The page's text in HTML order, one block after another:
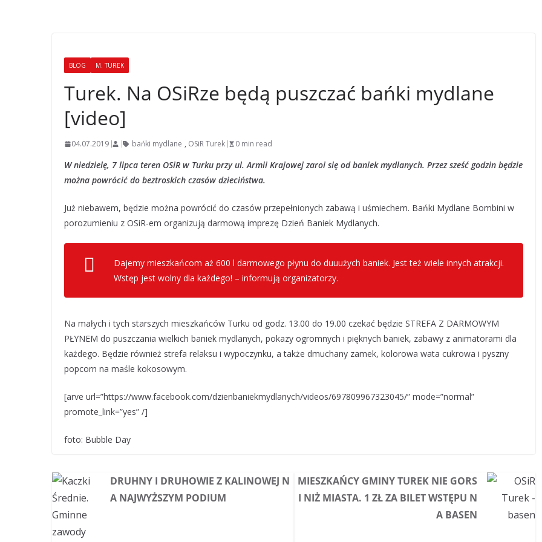
BLOG M. TUREK
Turek. Na OSiRze będą puszczać bańki mydlane
[video]
04.07.2019 bańki mydlane , OSiR Turek 0 min read
W niedzielę, 7 lipca teren OSiR w Turku przy ul. Armii Krajowej zaroi się od baniek mydlanych. Przez sześć godzin będzie
można powrócić do beztroskich czasów dzieciństwa.
Już niebawem, będzie można powrócić do czasów przepełnionych zabawą i uśmiechem. Bańki Mydlane Bombini w
porozumieniu z OSiR-em organizują darmową imprezę Dzień Baniek Mydlanych.
Dajemy mieszkańcom aż 600 l darmowego płynu do duuużych baniek. Jest też wiele innych atrakcji.
Wstęp jest wolny dla każdego! – informują organizatorzy.
Na małych i tych starszych mieszkańców Turku od godz. 13.00 do 19.00 czekać będzie STREFA Z DARMOWYM
PŁYNEM do puszczania wielkich baniek mydlanych, pokazy ogromnych i pięknych baniek, zabawy z animatorami dla
każdego. Będzie również strefa relaksu i wypoczynku, a także dmuchany zamek, kolorowa wata cukrowa i pyszny
popcorn na maśle kokosowym.
[arve url=”https://www.facebook.com/dzienbaniekmydlanych/videos/697809967323045/” mode=”normal”
promote_link=”yes” /]
foto: Bubble Day
DRUHNY I DRUHOWIE Z KALINOWEJ N
A NAJWYŻSZYM PODIUM
MIESZKAŃCY GMINY TUREK NIE GORS
I NIŻ MIASTA. 1 ZŁ ZA BILET WSTĘPU N
A BASEN